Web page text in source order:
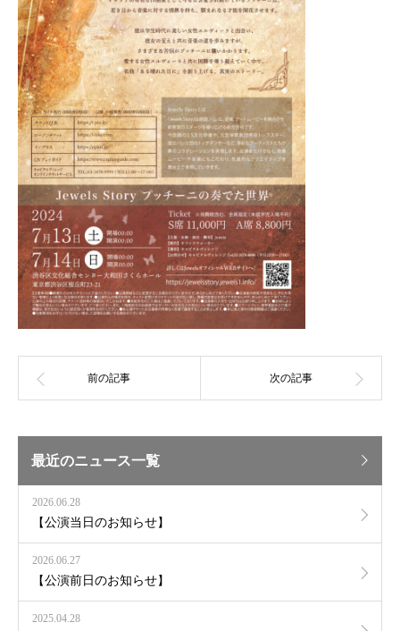
最近のニュース一覧
2026.06.28
【公演当日のお知らせ】
2026.06.27
【公演前日のお知らせ】
2025.04.28